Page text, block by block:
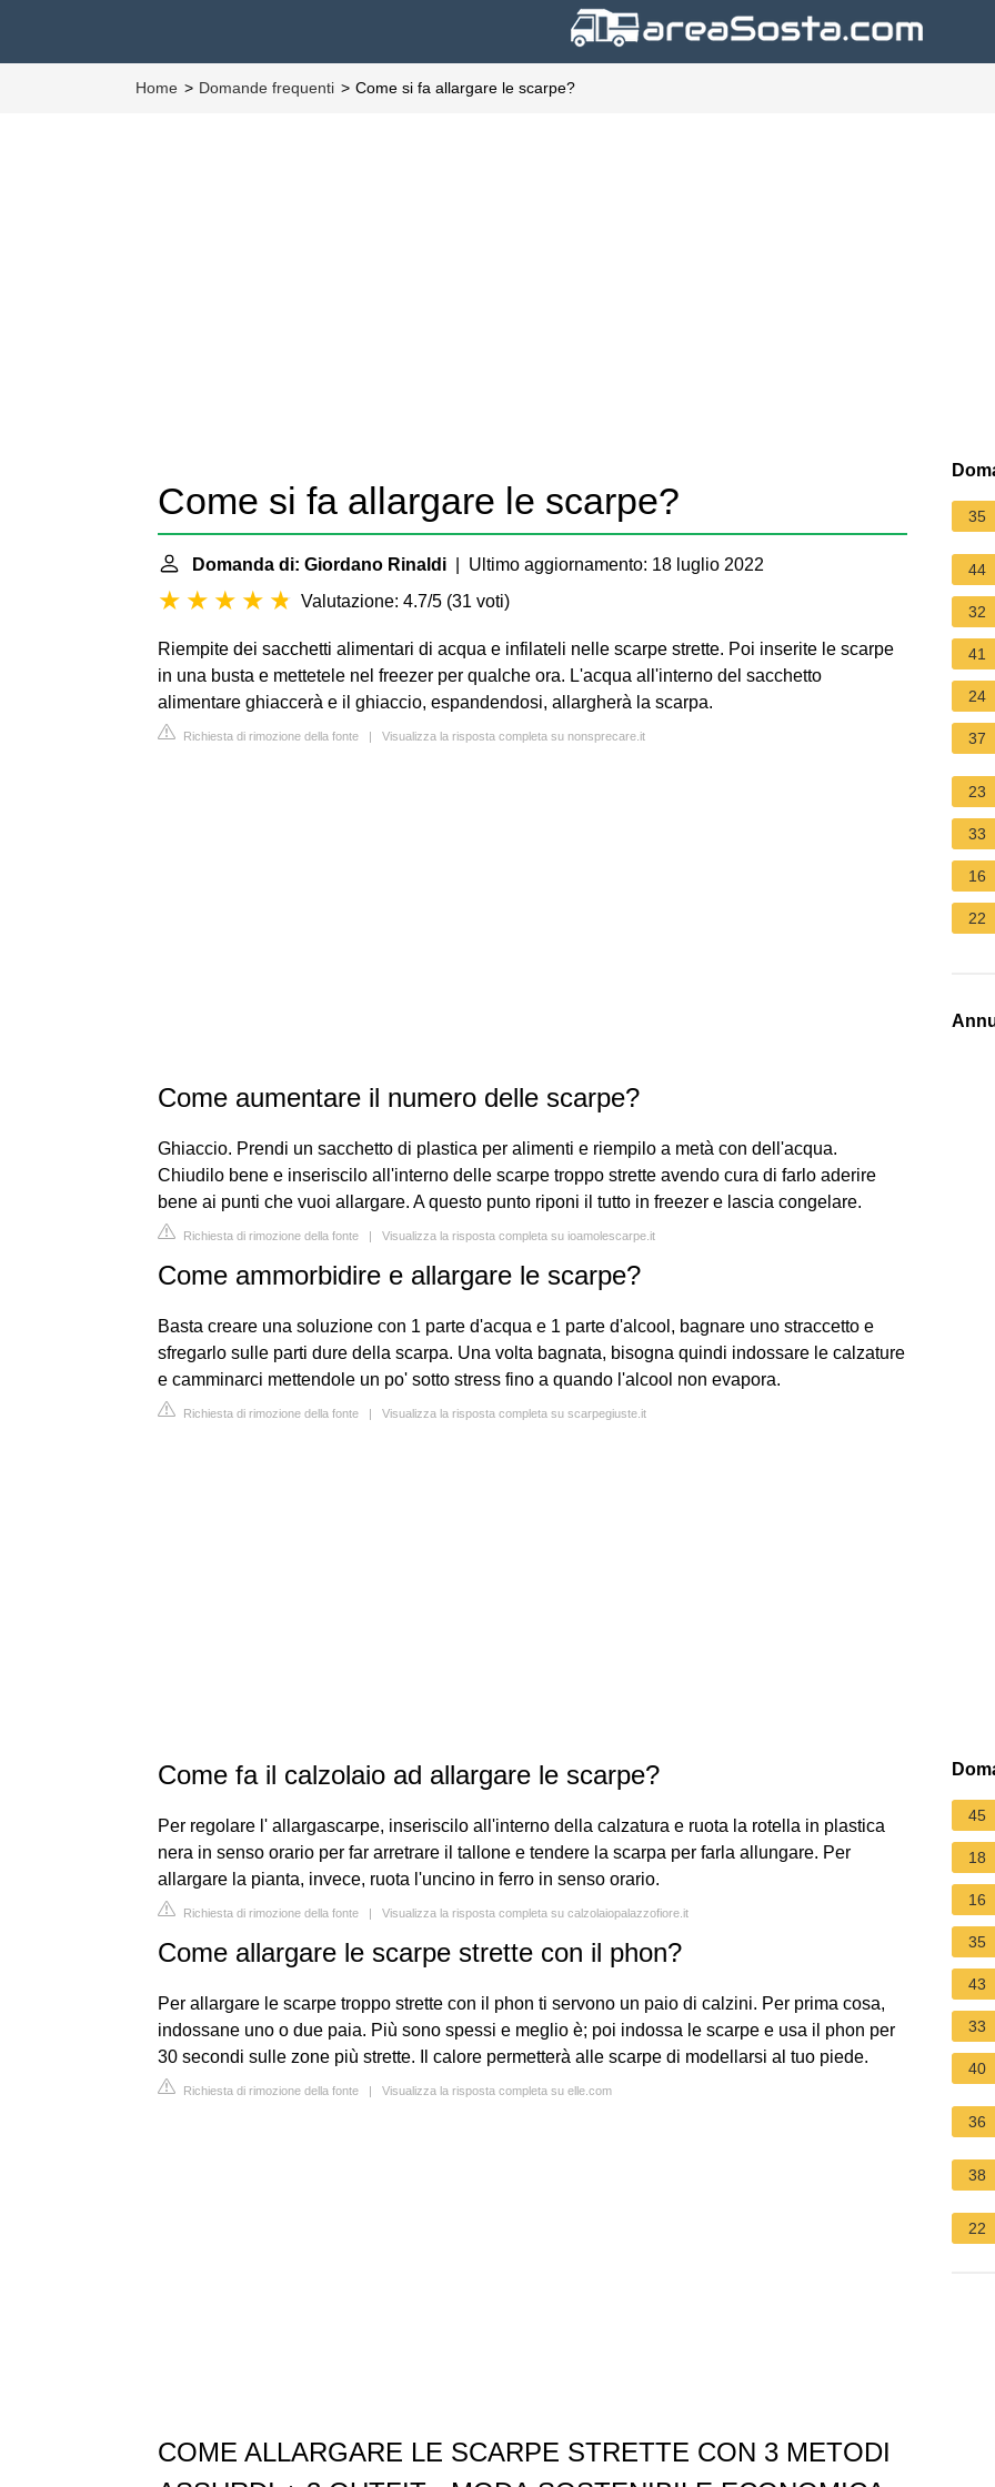
Home Domande frequenti Come si fa allargare le scarpe?
Come si fa allargare le scarpe?
Domanda di: Giordano Rinaldi | Ultimo aggiornamento: 18 luglio 2022
Valutazione: 4.7/5 (31 voti)
Riempite dei sacchetti alimentari di acqua e infilateli nelle scarpe strette. Poi inserite le scarpe
in una busta e mettetele nel freezer per qualche ora. L'acqua all'interno del sacchetto
alimentare ghiaccerà e il ghiaccio, espandendosi, allargherà la scarpa.
Richiesta di rimozione della fonte | Visualizza la risposta completa su nonsprecare.it
Come aumentare il numero delle scarpe?
Ghiaccio. Prendi un sacchetto di plastica per alimenti e riempilo a metà con dell'acqua.
Chiudilo bene e inseriscilo all'interno delle scarpe troppo strette avendo cura di farlo aderire
bene ai punti che vuoi allargare. A questo punto riponi il tutto in freezer e lascia congelare.
Richiesta di rimozione della fonte | Visualizza la risposta completa su ioamolescarpe.it
Come ammorbidire e allargare le scarpe?
Basta creare una soluzione con 1 parte d'acqua e 1 parte d'alcool, bagnare uno straccetto e
sfregarlo sulle parti dure della scarpa. Una volta bagnata, bisogna quindi indossare le calzature
e camminarci mettendole un po' sotto stress fino a quando l'alcool non evapora.
Richiesta di rimozione della fonte | Visualizza la risposta completa su scarpegiuste.it
Come fa il calzolaio ad allargare le scarpe?
Per regolare l' allargascarpe, inseriscilo all'interno della calzatura e ruota la rotella in plastica
nera in senso orario per far arretrare il tallone e tendere la scarpa per farla allungare. Per
allargare la pianta, invece, ruota l'uncino in ferro in senso orario.
Richiesta di rimozione della fonte | Visualizza la risposta completa su calzolaiopalazzofiore.it
Come allargare le scarpe strette con il phon?
Per allargare le scarpe troppo strette con il phon ti servono un paio di calzini. Per prima cosa,
indossane uno o due paia. Più sono spessi e meglio è; poi indossa le scarpe e usa il phon per
30 secondi sulle zone più strette. Il calore permetterà alle scarpe di modellarsi al tuo piede.
Richiesta di rimozione della fonte | Visualizza la risposta completa su elle.com
COME ALLARGARE LE SCARPE STRETTE CON 3 METODI
35
44
32
41
24
37
23
33
16
22
45
18
16
35
43
33
40
36
38
22